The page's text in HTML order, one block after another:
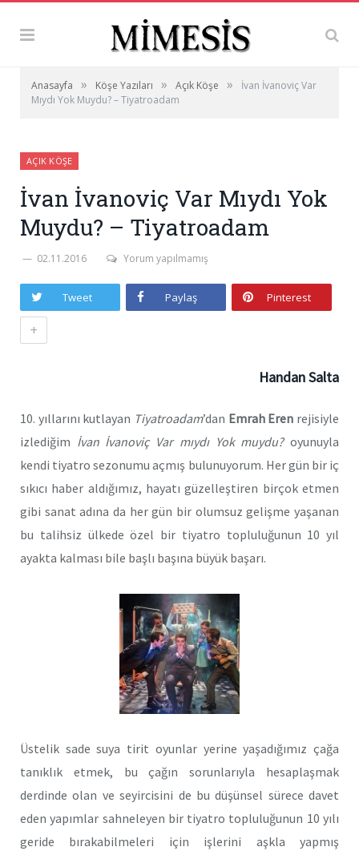
Anasayfa » Köşe Yazıları » Açık Köşe »
İvan İvanoviç Var
Mıydı Yok Muydu? – Tiyatroadam
AÇIK KÖŞE
İvan İvanoviç Var Mıydı Yok
Muydu? – Tiyatroadam
02.11.2016 Yorum yapılmamış
Tweet Paylaş Pinterest
+
Handan Salta
10. yıllarını kutlayan Tiyatroadam’dan Emrah Eren rejisiyle
izlediğim İvan İvanoviç Var mıydı Yok muydu?oyunuyla
kendi tiyatro sezonumu açmış bulunuyorum. Her gün bir iç
sıkıcı haber aldığımız, hayatı güzelleştiren birçok etmen
gibi sanat adına da her gün bir olumsuz gelişme yaşanan
bu talihsiz ülkede özel bir tiyatro topluluğunun 10 yıl
ayakta kalması bile başlı başına büyük başarı.
Üstelik sade suya tirit oyunlar yerine yaşadığımız çağa
tanıklık etmek, bu çağın sorunlarıyla hesaplaşmak
derdinde olan ve seyircisini de bu düşünsel sürece davet
eden yapımlar sahneleyen bir tiyatro topluluğunun 10 yılı
geride bırakabilmeleri için işlerini aşkla yapmış